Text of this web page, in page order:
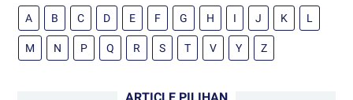
A B C D E F G H I J K L
M N P Q R S T V Y Z